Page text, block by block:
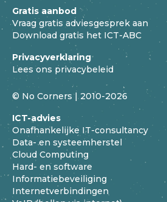
Gratis aanbod
Vraag gratis adviesgesprek aan
Download gratis het ICT-ABC
Privacyverklaring
Lees ons privacybeleid
© No Corners | 2010-2026
ICT-advies
Onafhankelijke IT-consultancy
Data- en systeemherstel
Cloud Computing
Hard- en software
Informatiebeveiliging
Internetverbindingen